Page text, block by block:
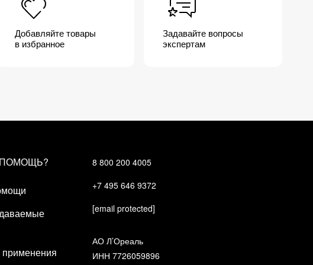
для комплексного ухода.
Добавляйте товары
в избранное
Задавайте вопросы
экспертам
8 800 200 4005
+7 495 646 9372
[email protected]
АО Л’Ореаль
ИНН 7726059896